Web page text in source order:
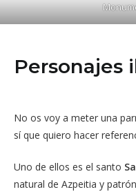
Personajes
No os voy a meter una
sí que quiero hacer
Uno de ellos es el santo
natural de Azpeitia y